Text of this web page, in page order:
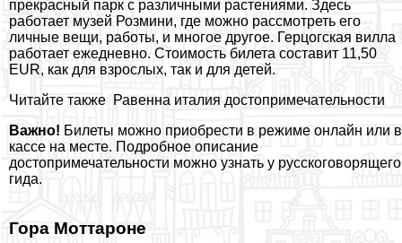
прекрасный парк с различными растениями. Здесь
работает музей Розмини, где можно рассмотреть его
личные вещи, работы, и многое другое. Герцогская вилла
работает ежедневно. Стоимость билета составит 11,50
EUR, как для взрослых, так и для детей.
Читайте также Равенна италия достопримечательности
Важно! Билеты можно приобрести в режиме онлайн или в
кассе на месте. Подробное описание
достопримечательности можно узнать у русскоговорящего
гида.
Гора Моттароне